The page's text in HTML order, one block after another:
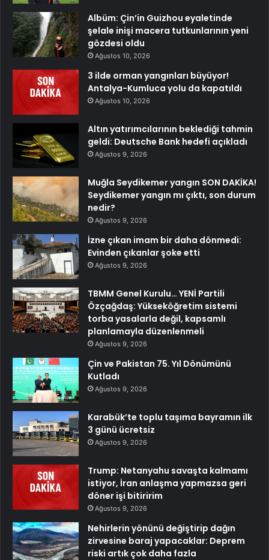
Albüm: Çin’in Guizhou eyaletinde
şelale inişi macera tutkunlarının yeni
gözdesi oldu
Ağustos 10, 2026
3 ilde orman yangınları büyüyor!
Antalya-Kumluca yolu da kapatıldı
Ağustos 10, 2026
Altın yatırımcılarının beklediği tahmin
geldi: Deutsche Bank hedefi açıkladı
Ağustos 9, 2026
Muğla Seydikemer yangın SON DAKİKA!
Seydikemer yangın mı çıktı, son durum
nedir?
Ağustos 9, 2026
İzne çıkan imam bir daha dönmedi:
Evinden çıkanlar şoke etti
Ağustos 9, 2026
TBMM Genel Kurulu… YENİ Partili
Özçağdaş: Yükseköğretim sistemi
torba yasalarla değil, kapsamlı
planlamayla düzenlenmeli
Ağustos 9, 2026
Çin ve Pakistan 75. Yıl Dönümünü
Kutladı
Ağustos 9, 2026
Karabük’te toplu taşıma bayramın ilk
3 günü ücretsiz
Ağustos 9, 2026
Trump: Netanyahu savaşta kalmamı
istiyor, İran anlaşma yapmazsa geri
döner işi bitiririm
Ağustos 9, 2026
Nehirlerin yönünü değiştirip dağın
zirvesine baraj yapacaklar: Deprem
riski artık çok daha fazla